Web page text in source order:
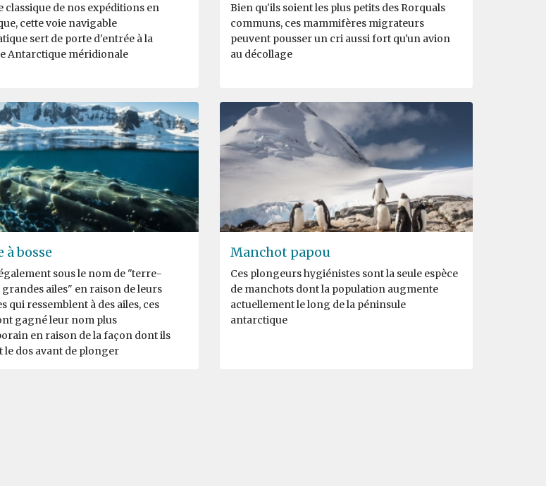
de nos expéditions en
cette voie navigable
sert de porte d'entrée à la
Antarctique méridionale
Bien qu'ils soient les plus petits des Rorquals
communs, ces mammifères migrateurs
peuvent pousser un cri aussi fort qu'un avion
au décollage
à bosse
sous le nom de "terre-
grandes ailes" en raison de leurs
qui ressemblent à des ailes, ces
gagné leur nom plus
en raison de la façon dont ils
le dos avant de plonger
Manchot papou
Ces plongeurs hygiénistes sont la seule espèce
de manchots dont la population augmente
actuellement le long de la péninsule
antarctique